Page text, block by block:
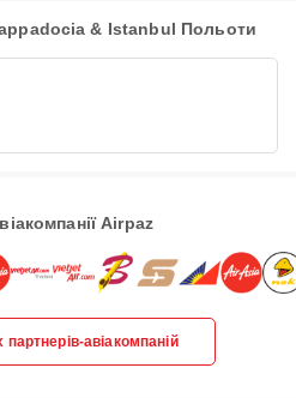
& Istanbul Польоти
Airpaz
авіакомпаній